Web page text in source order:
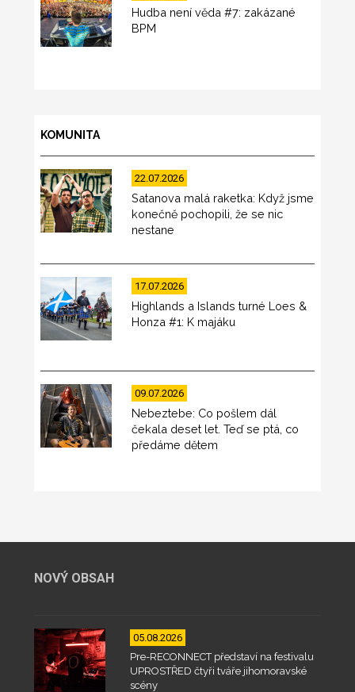
Hudba není věda #7: zakázané
BPM
KOMUNITA
22.07.2026
Satanova malá raketka: Když jsme
konečně pochopili, že se nic
nestane
17.07.2026
Highlands a Islands turné Loes &
Honza #1: K majáku
09.07.2026
Nebeztebe: Co pošlem dál
čekala deset let. Teď se ptá, co
předáme dětem
NOVÝ OBSAH
05.08.2026
Pre-RECONNECT představí na festivalu
UPROSTŘED čtyři tváře jihomoravské
scény